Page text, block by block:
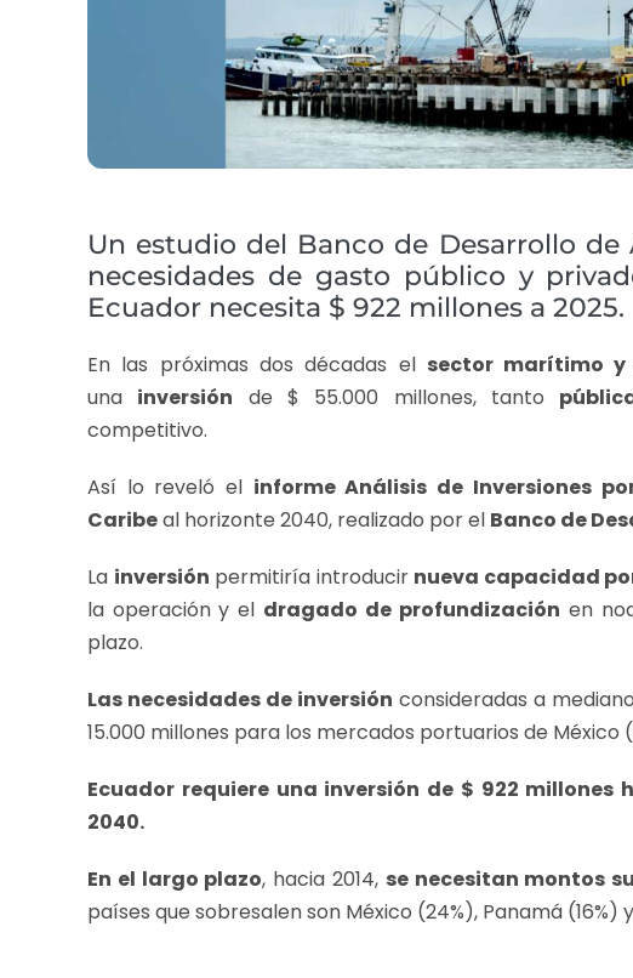
Un estudio del Banco de Desarrollo de
necesidades de gasto público y
Ecuador necesita $ 922 millones a 2025.
En las próximas dos décadas el sector marítimo
una inversión de $ 55.000 millones, tanto
competitivo.
Así lo reveló el informe Análisis de Inversiones
Caribeal horizonte 2040, realizado por el Banco de
La inversión permitiría introducir nueva capacidad
la operación y el dragado de profundización en
plazo.
Las necesidades de inversión consideradas a
15.000 millones para los mercados portuarios de México
Ecuador requiere una inversión de $ 922 millones
2040.
En el largo plazo, hacia 2014, se necesitan montos
países que sobresalen son México (24%), Panamá (16%)